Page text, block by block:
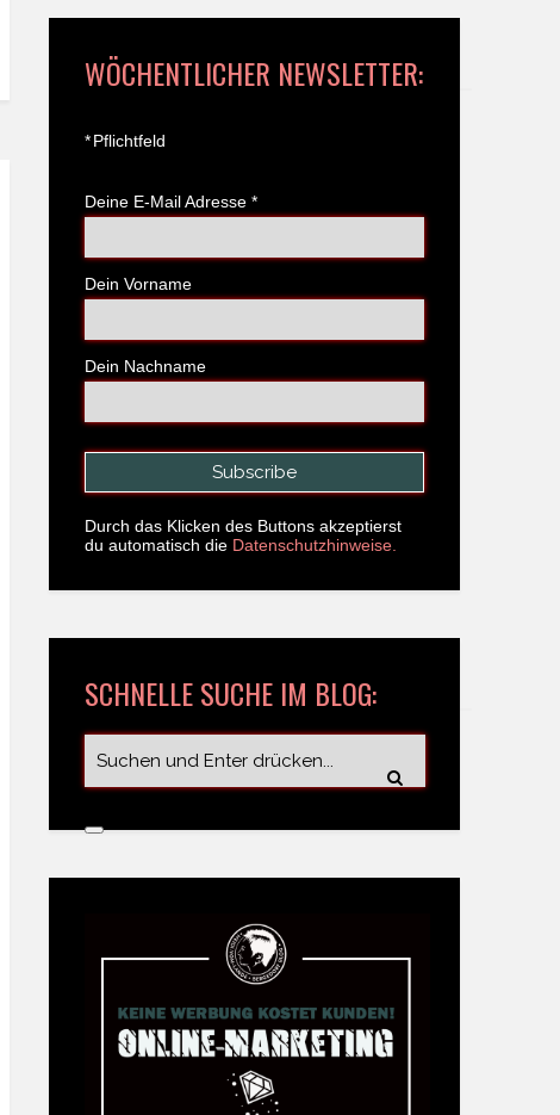
WÖCHENTLICHER NEWSLETTER:
*Pflichtfeld
Deine E-Mail Adresse *
Dein Vorname
Dein Nachname
Durch das Klicken des Buttons akzeptierst
du automatisch die Datenschutzhinweise.
SCHNELLE SUCHE IM BLOG: